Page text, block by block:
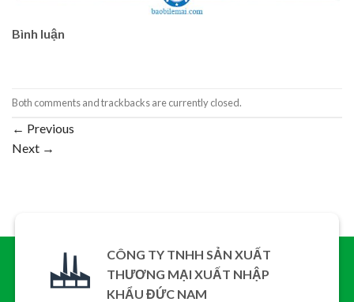
Bình luận
Both comments and trackbacks are currently closed.
← Previous
Next →
CÔNG TY TNHH SẢN XUẤT
THƯƠNG MẠI XUẤT NHẬP
KHẨU ĐỨC NAM